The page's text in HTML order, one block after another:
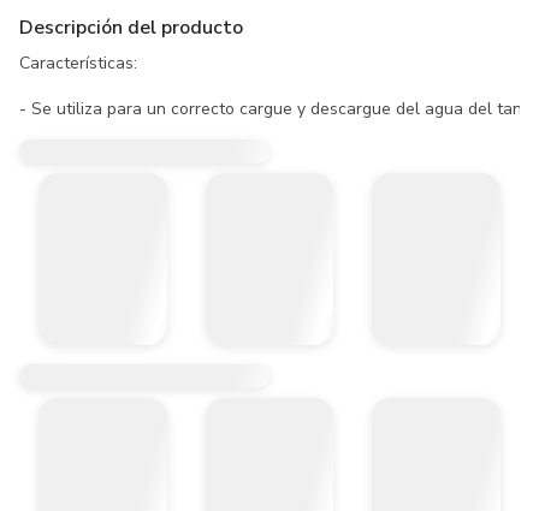
Descripción del producto
Características:
- Se utiliza para un correcto cargue y descargue del agua del